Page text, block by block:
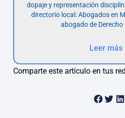
dopaje y representación
directorio local: Abogados en
abogado de Derecho
Leer más
Comparte este artículo en tus